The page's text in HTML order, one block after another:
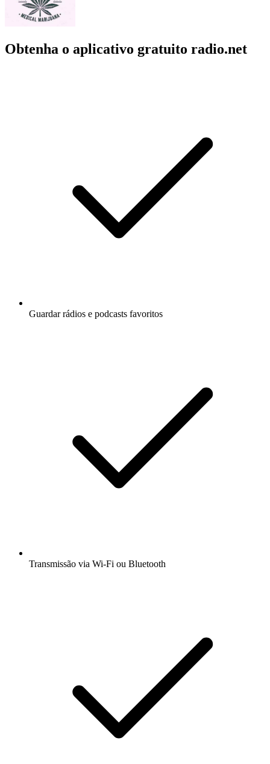
Obtenha o aplicativo gratuito radio.net
Guardar rádios e podcasts favoritos
Transmissão via Wi-Fi ou Bluetooth